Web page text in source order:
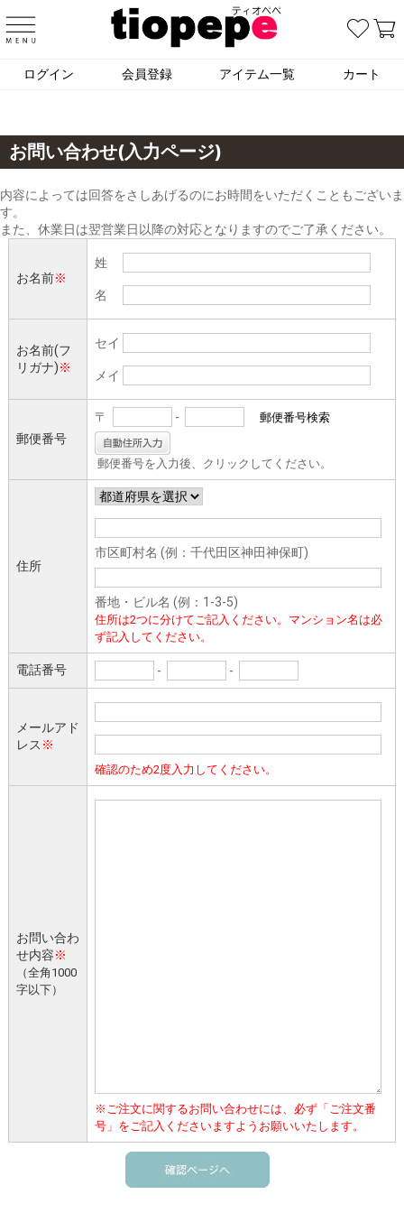
ログイン 会員登録 アイテム一覧 カート
お問い合わせ(入力ページ)
内容によっては回答をさしあげるのにお時間をいただくこともございま
す。
また、休業日は翌営業日以降の対応となりますのでご了承ください。
お名前※
姓
名
お名前(フ
リガナ)※
セイ
メイ
郵便番号
〒 - 郵便番号検索
郵便番号を入力後、クリックしてください。
住所
市区町村名 (例：千代田区神田神保町)
番地・ビル名 (例：1-3-5)
住所は2つに分けてご記入ください。マンション名は必
ず記入してください。
電話番号 - -
メールアド
レス ※
確認のため2度入力してください。
お問い合わ
せ内容※
（全角1000
字以下）
※ご注文に関するお問い合わせには、必ず「ご注文番
号」をご記入くださいますようお願いいたします。